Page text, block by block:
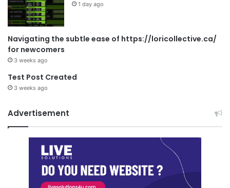
1 day ago
Navigating the subtle ease of https://loricollective.ca/
for newcomers
3 weeks ago
Test Post Created
3 weeks ago
Advertisement